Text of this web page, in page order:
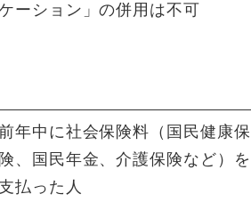
ーション」の併用は不可
年中に社会保険料（国民健康保
険、国民年金、介護保険など）を
払った人